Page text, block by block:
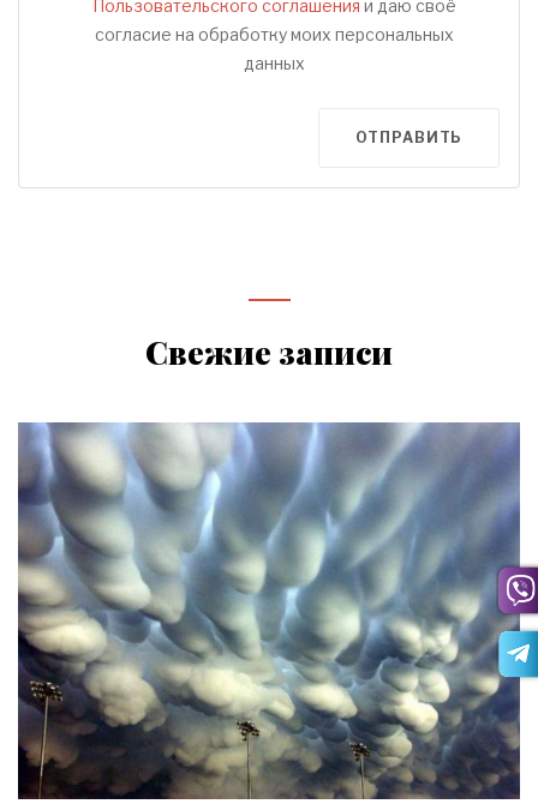
Пользовательского соглашения и даю своё
согласие на обработку моих персональных
данных
ОТПРАВИТЬ
Свежие записи